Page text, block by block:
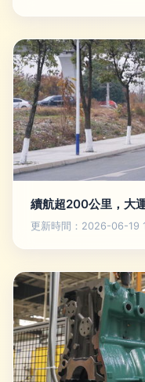
續航超200公里，大
更新時間：2026-06-19